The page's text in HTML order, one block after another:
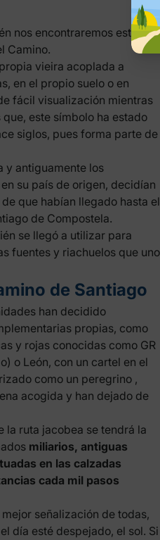
nos encontraremos esta
Camino.
vieira acoplada a
en el propio suelo o en
fácil visualización mientras
este símbolo ha estado
siglos, pues forma parte de
y antiguamente los
su país de origen, decidían
que habían llegado hasta el
de Compostela.
se llegó a utilizar para
fuentes y riachuelos que uno
de Santiago
han decidido
propias, como
y rojas conocidas como GR
o León, con un cartel en el
como un peregrino ,
acogida y han dejado de
la ruta jacobea se tendrá la
miliarios, antiguas
en las calzadas
cada mil pasos
señalización de todas,
día esté despejado, el sol. Si